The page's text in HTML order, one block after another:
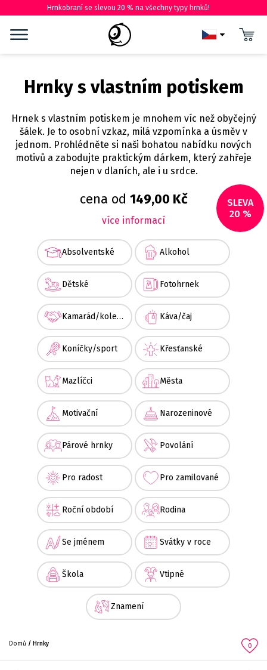
Hrnkobraní se slevou 20 % na všechny typy hrnků!
Hrnky s vlastním potiskem
SLEVA
20 %
Hrnek s vlastním potiskem je mnohem víc než obyčejný
šálek. Je to osobní vzkaz, milá vzpomínka a úsměv v
jednom. Prohlédněte si naši bohatou nabídku nových
motivů a zabodujte praktickým dárkem, který zahřeje
nejen v dlaních, ale i u srdce.
cena od 149,00 Kč
více informací
Absolventské Alkohol
Dětské Fotohrnek
Kamarád/kolega Káva/čaj
Koníčky/sport Křesťanské
Mazlíčci Města
Motivační Narozeninové
Párové hrnky Povolání
Pro radost Pro zamilované
Roční období Rodina
Se jménem Svátky v roce
Škola Vtipné
Znamení
0
Domů Hrnky